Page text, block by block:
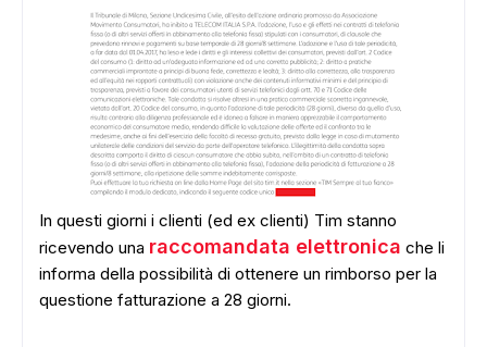
In questi giorni i clienti (ed ex clienti) Tim stanno
ricevendo una raccomandata elettronica che li
informa della possibilità di ottenere un rimborso per la
questione fatturazione a 28 giorni.